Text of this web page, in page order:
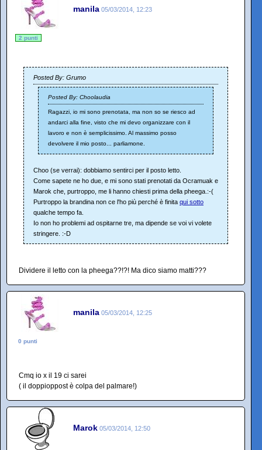
manila 05/03/2014, 12:23
2 punti
Posted By: Grumo
Posted By: Choolaudia
Ragazzi, io mi sono prenotata, ma non so se riesco ad
andarci alla fine, visto che mi devo organizzare con il
lavoro e non è semplicissimo. Al massimo posso
devolvere il mio posto... parliamone.
Choo (se verrai): dobbiamo sentirci per il posto letto.
Come sapete ne ho due, e mi sono stati prenotati da Ocramuak e
Marok che, purtroppo, me li hanno chiesti prima della pheega.:-(
Purtroppo la brandina non ce l'ho più perché è finita qui sotto
qualche tempo fa.
Io non ho problemi ad ospitarne tre, ma dipende se voi vi volete
stringere. :-D
Dividere il letto con la pheega??!?! Ma dico siamo matti???
manila 05/03/2014, 12:25
0 punti
Cmq io x il 19 ci sarei
( il doppioppost è colpa del palmare!)
Marok 05/03/2014, 12:50